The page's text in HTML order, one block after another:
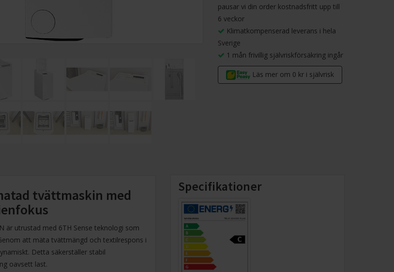
pausar vi din order kostnadsfritt upp till
6 veckor
Klimatkompenserad leverans i hela
Sverige
1 mån frivillig självriskförsäkring ingår
Läs mer om 0 kr i självrisk
tvättmaskin med
är utrustad med 6TH Sense teknologi som
att mäta tvättmängd och textilrespons i
Detta säkerställer stabil
oavsett last.
Specifikationer